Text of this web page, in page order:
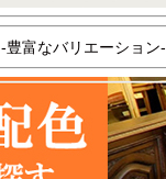
-豊富なバリエーション-